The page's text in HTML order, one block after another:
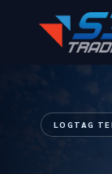
LOGTAG